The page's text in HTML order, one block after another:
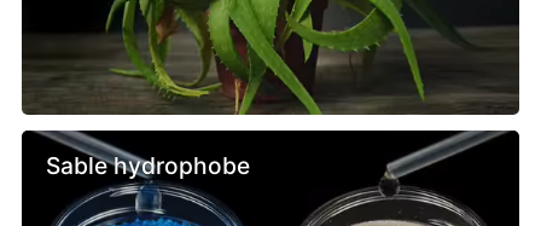
Sable hydrophobe